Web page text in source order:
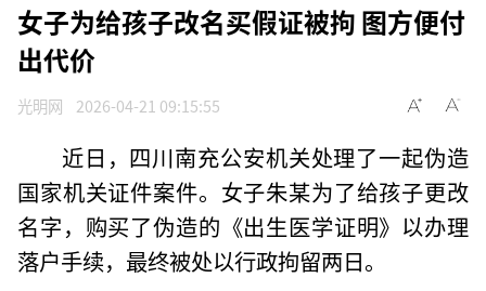
女子为给孩子改名买假证被拘 图方便付
出代价
光明网 2026-04-21 09:15:55
近日，四川南充公安机关处理了一起伪造
国家机关证件案件。女子朱某为了给孩子更改
名字，购买了伪造的《出生医学证明》以办理
落户手续，最终被处以行政拘留两日。